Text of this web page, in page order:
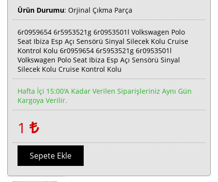
Ürün Durumu: Orjinal Çıkma Parça
6r0959654 6r5953521g 6r0953501l Volkswagen Polo
Seat Ibiza Esp Açı Sensörü Sinyal Silecek Kolu Cruise
Kontrol Kolu 6r0959654 6r5953521g 6r0953501l
Volkswagen Polo Seat Ibiza Esp Açı Sensörü Sinyal
Silecek Kolu Cruise Kontrol Kolu
Hafta İçi 15:00'a Kadar Verilen Siparişleriniz Aynı Gün
Kargoya Verilir.
1
Sepete Ekle